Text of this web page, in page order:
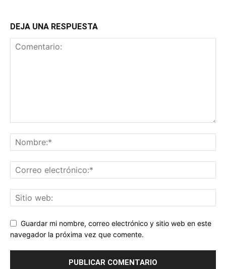
DEJA UNA RESPUESTA
Guardar mi nombre, correo electrónico y sitio web en este
navegador la próxima vez que comente.